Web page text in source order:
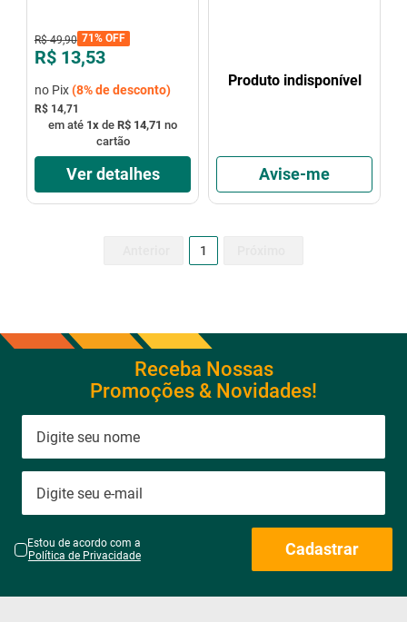
R$ 49,90 71%OFF
R$ 13,53
no Pix(8%de desconto)
R$ 14,71
em até 1x de R$ 14,71 no
cartão
Ver detalhes
Produto indisponível
Avise-me
1
Receba Nossas
Promoções & Novidades!
Estou de acordo com a
Política de Privacidade
Cadastrar